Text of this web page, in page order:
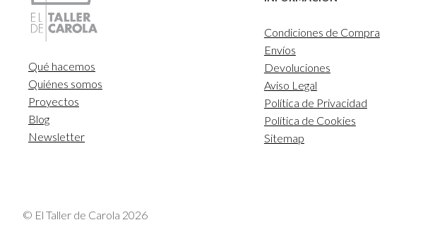
Qué hacemos
Quiénes somos
Proyectos
Blog
Newsletter
Condiciones de Compra
Envíos
Devoluciones
Aviso Legal
Política de Privacidad
Política de Cookies
Sitemap
© El Taller de Carola 2026